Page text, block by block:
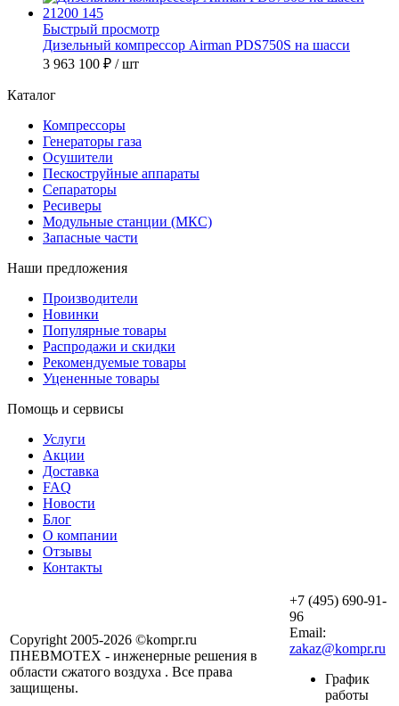
Быстрый просмотр
Дизельный компрессор Airman PDS750S на шасси
3 963 100 ₽ / шт
Каталог
Компрессоры
Генераторы газа
Осушители
Пескоструйные аппараты
Сепараторы
Ресиверы
Модульные станции (МКС)
Запасные части
Наши предложения
Производители
Новинки
Популярные товары
Распродажи и скидки
Рекомендуемые товары
Уцененные товары
Помощь и сервисы
Услуги
Акции
Доставка
FAQ
Новости
Блог
О компании
Отзывы
Контакты
Copyright 2005-2026 ©kompr.ru
ПНЕВМОТЕХ - инженерные решения в
области сжатого воздуха . Все права
защищены.
+7 (495) 690-91-
96
Email:
zakaz@kompr.ru
График
работы